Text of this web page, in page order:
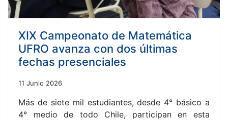
XIX Campeonato de Matemática
UFRO avanza con dos últimas
fechas presenciales
11 Junio 2026
Más de siete mil estudiantes, desde 4° básico a
4° medio de todo Chile, participan en esta